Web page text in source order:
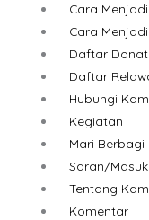
Cara
Cara
Daftar
Daftar
Hubungi
Kegiatan
Mari Berbagi
Saran/
Tentang
Komentar